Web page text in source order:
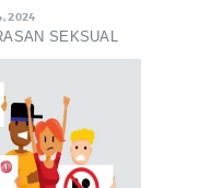
2024
SEKSUAL